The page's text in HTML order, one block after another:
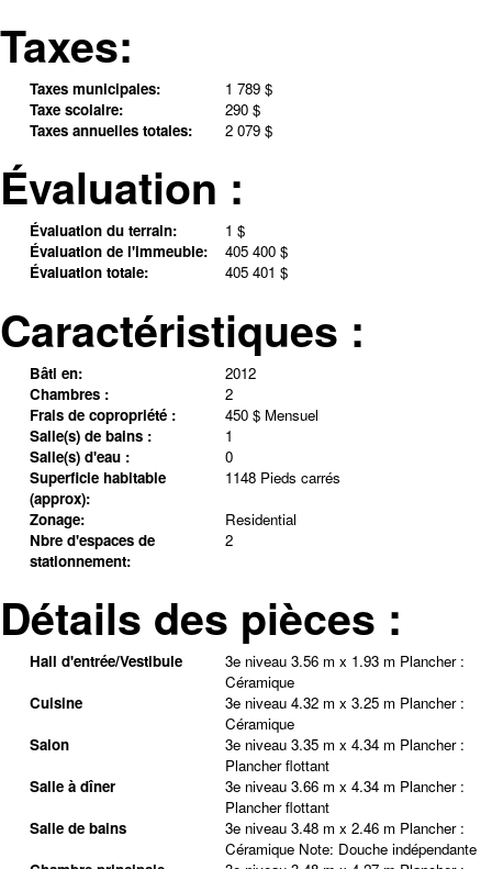
Taxes:
Taxes municipales:
1 789 $
Taxe scolaire:
290 $
Taxes annuelles totales:
2 079 $
Évaluation :
Évaluation du terrain:
1 $
Évaluation de l'immeuble:
405 400 $
Évaluation totale:
405 401 $
Caractéristiques :
Bâti en:
2012
Chambres :
2
Frais de copropriété :
450 $ Mensuel
Salle(s) de bains :
1
Salle(s) d'eau :
0
Superficie habitable
(approx):
1148 Pieds carrés
Zonage:
Residential
Nbre d'espaces de
stationnement:
2
Détails des pièces :
Hall d'entrée/Vestibule 3e niveau 3.56 m x 1.93 m Plancher :
Céramique
Cuisine
3e niveau 4.32 m x 3.25 m Plancher :
Céramique
Salon
3e niveau 3.35 m x 4.34 m Plancher :
Plancher flottant
Salle à dîner
3e niveau 3.66 m x 4.34 m Plancher :
Plancher flottant
Salle de bains
3e niveau 3.48 m x 2.46 m Plancher :
Céramique Note: Douche indépendante